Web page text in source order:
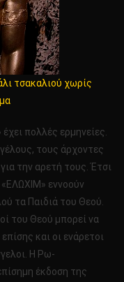
τσακαλιού χωρίς
πολλές ερμηνείες.
τους άρχοντες
την αρετή τους. Έτσι
εννοούν
τα Παιδιά του Θεού.
του Θεού μπορεί να
και οι ενάρετοι
Η Ρω­
έκδοση της